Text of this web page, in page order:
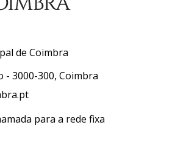
de Coimbra
- 3000-300, Coimbra
para a rede fixa